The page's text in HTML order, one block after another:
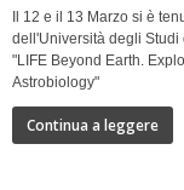
Il 12 e il 13 Marzo si è
dell'Università degli
"LIFE Beyond Earth.
Astrobiology"
Continua a leggere